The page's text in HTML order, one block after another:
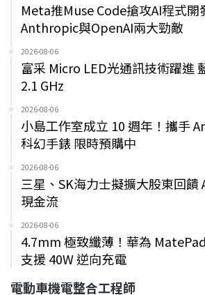
Meta推Muse Code搶攻AI程式開
Anthropic與OpenAI兩大勁敵
2026-08-06
富采 Micro LED光通訊技術躍進
2.1 GHz
2026-08-06
小島工作室成立 10 週年！攜手
科幻手錶 限時預購中
2026-08-06
三星、SK海力士擬擴大股東回饋
現金流
2026-08-06
4.7mm 極致纖薄！華為
支援 40W 逆向充電
電動車機電整合工程師